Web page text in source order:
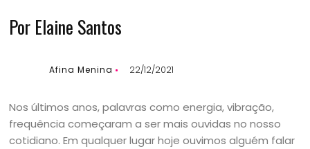
Por Elaine Santos
Afina Menina 22/12/2021
Nos últimos anos, palavras como energia, vibração,
frequência começaram a ser mais ouvidas no nosso
cotidiano. Em qualquer lugar hoje ouvimos alguém falar